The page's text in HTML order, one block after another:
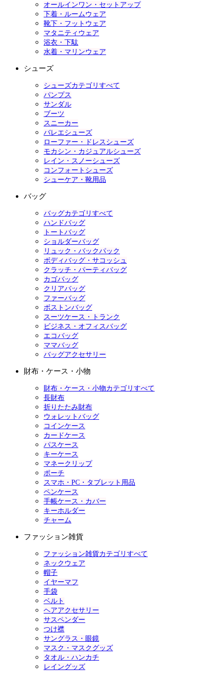
オールインワン・セットアップ
下着・ルームウェア
靴下・フットウェア
マタニティウェア
浴衣・下駄
水着・マリンウェア
シューズ
シューズカテゴリすべて
パンプス
サンダル
ブーツ
スニーカー
バレエシューズ
ローファー・ドレスシューズ
モカシン・カジュアルシューズ
レイン・スノーシューズ
コンフォートシューズ
シューケア・靴用品
バッグ
バッグカテゴリすべて
ハンドバッグ
トートバッグ
ショルダーバッグ
リュック・バックパック
ボディバッグ・サコッシュ
クラッチ・パーティバッグ
カゴバッグ
クリアバッグ
ファーバッグ
ボストンバッグ
スーツケース・トランク
ビジネス・オフィスバッグ
エコバッグ
ママバッグ
バッグアクセサリー
財布・ケース・小物
財布・ケース・小物カテゴリすべて
長財布
折りたたみ財布
ウォレットバッグ
コインケース
カードケース
パスケース
キーケース
マネークリップ
ポーチ
スマホ・PC・タブレット用品
ペンケース
手帳ケース・カバー
キーホルダー
チャーム
ファッション雑貨
ファッション雑貨カテゴリすべて
ネックウェア
帽子
イヤーマフ
手袋
ベルト
ヘアアクセサリー
サスペンダー
つけ襟
サングラス・眼鏡
マスク・マスクグッズ
タオル・ハンカチ
レイングッズ